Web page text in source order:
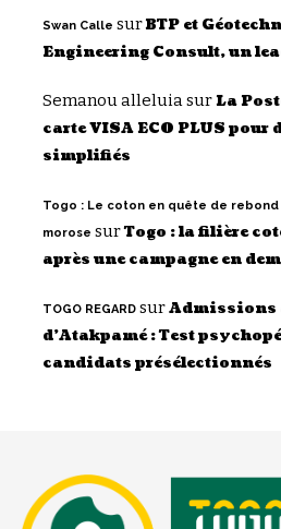
Swan Calle surBTP et
Engineering Consult, un
Semanou alleluia surLa
carte VISA ECO PLUS pour
simplifiés
Togo : Le coton en quête de rebond
morose surTogo : la filière
après une campagne en
TOGO REGARD surAdmissions
d’Atakpamé : Test
candidats présélectionnés